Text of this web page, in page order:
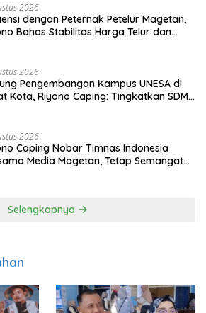
2026
dengan Peternak Petelur Magetan,
Bahas Stabilitas Harga Telur dan
2026
Pengembangan Kampus UNESA di
Kota, Riyono Caping: Tingkatkan SDM
2026
Caping Nobar Timnas Indonesia
Media Magetan, Tetap Semangat
Selengkapnya